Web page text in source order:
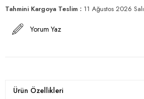
Tahmini Kargoya Teslim : 11 Ağustos 2026 Salı
Yorum Yaz
Ürün Özellikleri